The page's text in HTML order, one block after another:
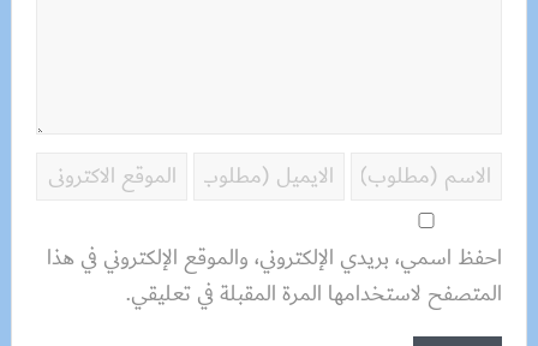
احفظ اسمي، بريدي الإلكتروني، والموقع الإلكتروني في هذا
المتصفح لاستخدامها المرة المقبلة في تعليقي.